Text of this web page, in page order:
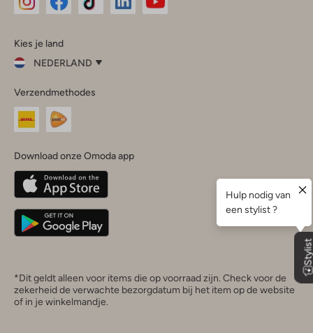
InstagramFacebook
Kies je land
NEDERLAND
je
land
Nederland
Belgique(Français)
Deutschland
Verzendmethodes
Download onze Omoda app
*Dit geldt alleen voor items die op voorraad zijn. Check voor de
zekerheid de verwachte bezorgdatum bij het item op de website
of in je winkelmandje.